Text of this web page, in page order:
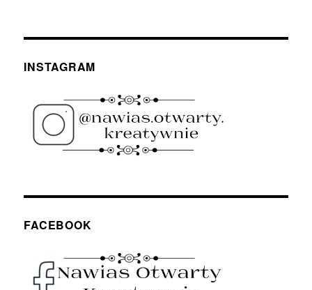
INSTAGRAM
FACEBOOK